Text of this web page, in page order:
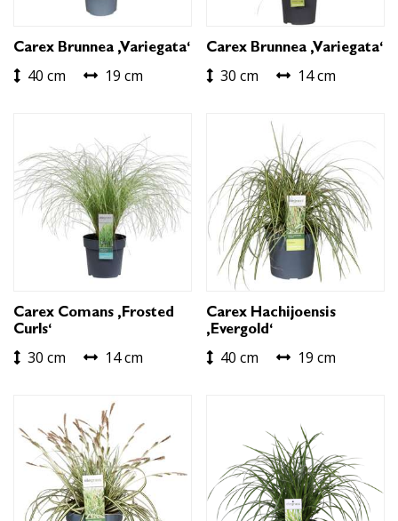
Carex Brunnea ‚Variegata‘
40 cm 19 cm
Carex Brunnea ‚Variegata‘
30 cm 14 cm
Carex Comans ‚Frosted
Curls‘
30 cm 14 cm
Carex Hachijoensis
‚Evergold‘
40 cm 19 cm